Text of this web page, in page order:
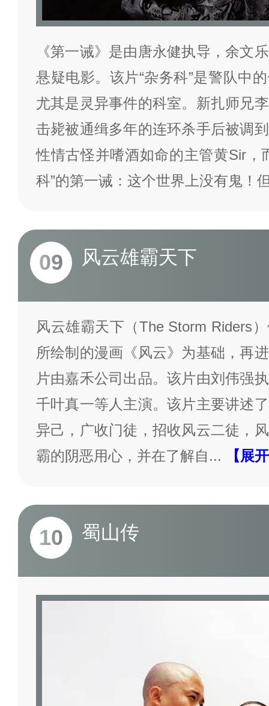
《第一诫》是由唐永健执导，余文
悬疑电影。该片“杂务科”是警队中
尤其是灵异事件的科室。新扎师兄
击毙被通缉多年的连环杀手后被调
性情古怪并嗜酒如命的主管黄Sir，
科”的第一诫：这个世界上没有鬼！
09 风云雄霸天下
风云雄霸天下（The Storm Riders
所绘制的漫画《风云》为基础，再
片由嘉禾公司出品。该片由刘伟强
千叶真一等人主演。该片主要讲述
异己，广收门徒，招收风云二徒，
霸的阴恶用心，并在了解自 ... 【展
10 蜀山传